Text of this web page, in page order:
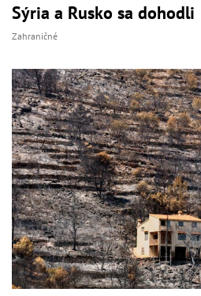
Sýria a Rusko sa dohodli
Zahraničné